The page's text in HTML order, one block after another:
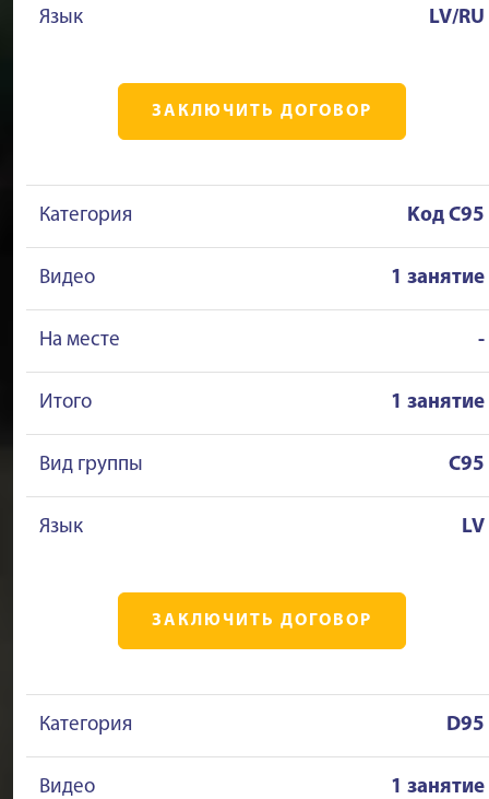
Язык LV/RU
ЗАКЛЮЧИТЬ ДОГОВОР
Категория Kод C95
Видео 1 занятие
На месте -
Итого 1 занятие
Вид группы C95
Язык LV
ЗАКЛЮЧИТЬ ДОГОВОР
Категория D95
Видео 1 занятие